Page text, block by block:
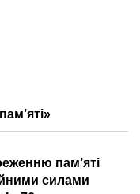
пам’яті
силами